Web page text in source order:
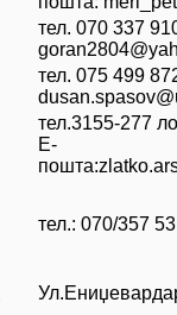
тел. 070 337
тел. 075 499
тел.3155-277
Е-
тел.: 070/357